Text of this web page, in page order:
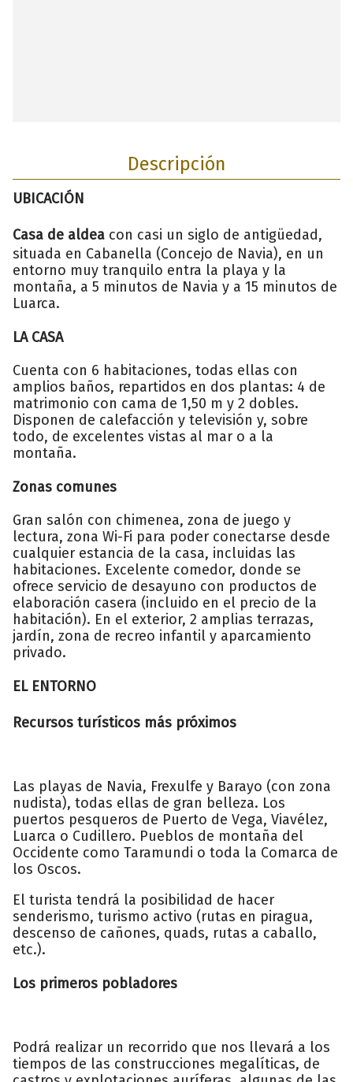
Descripción
UBICACIÓN
Casa de aldea con casi un siglo de antigüedad,
situada en Cabanella (Concejo de Navia), en un
entorno muy tranquilo entra la playa y la
montaña, a 5 minutos de Navia y a 15 minutos de
Luarca.
LA CASA
Cuenta con 6 habitaciones, todas ellas con
amplios baños, repartidos en dos plantas: 4 de
matrimonio con cama de 1,50 m y 2 dobles.
Disponen de calefacción y televisión y, sobre
todo, de excelentes vistas al mar o a la
montaña.
Zonas comunes
Gran salón con chimenea, zona de juego y
lectura, zona Wi-Fi para poder conectarse desde
cualquier estancia de la casa, incluidas las
habitaciones. Excelente comedor, donde se
ofrece servicio de desayuno con productos de
elaboración casera (incluido en el precio de la
habitación). En el exterior, 2 amplias terrazas,
jardín, zona de recreo infantil y aparcamiento
privado.
EL ENTORNO
Recursos turísticos más próximos
Las playas de Navia, Frexulfe y Barayo (con zona
nudista), todas ellas de gran belleza. Los
puertos pesqueros de Puerto de Vega, Viavélez,
Luarca o Cudillero. Pueblos de montaña del
Occidente como Taramundi o toda la Comarca de
los Oscos.
El turista tendrá la posibilidad de hacer
senderismo, turismo activo (rutas en piragua,
descenso de cañones, quads, rutas a caballo,
etc.).
Los primeros pobladores
Podrá realizar un recorrido que nos llevará a los
tiempos de las construcciones megalíticas, de